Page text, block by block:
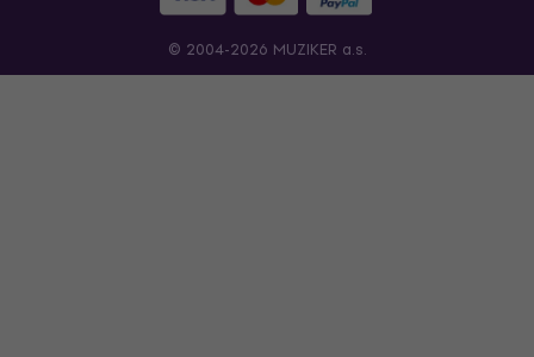
© 2004-2026 MUZIKER a.s.